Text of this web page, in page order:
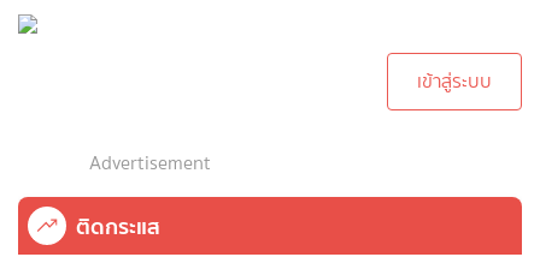
เข้าสู่ระบบ
Advertisement
ติดกระแส